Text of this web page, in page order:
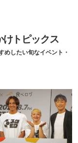
トピックス
めしたい旬なイベント・